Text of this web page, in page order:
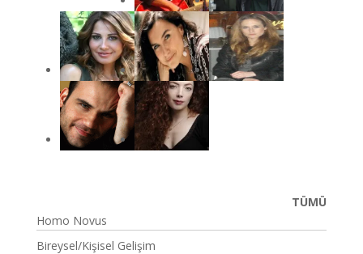
TÜMÜ
Homo Novus
Bireysel/Kişisel Gelişim